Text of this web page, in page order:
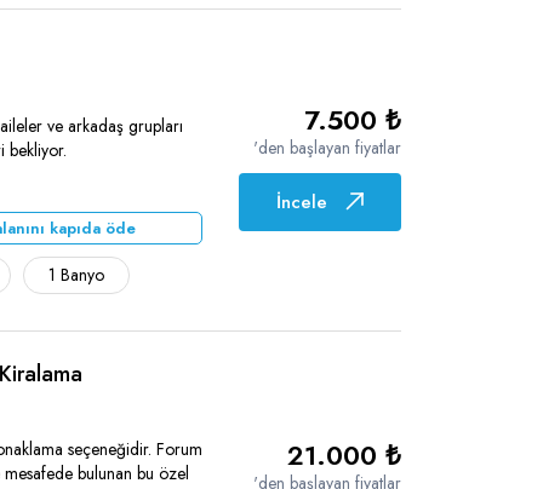
0
ve arkadaş grupları
bekliyor.
kapıda öde
1 Banyo
7.500 ₺
'den başlayan fiyatlar
İncele
seçeneğidir. Forum
bulunan bu özel
21.000 ₺
'den başlayan fiyatlar